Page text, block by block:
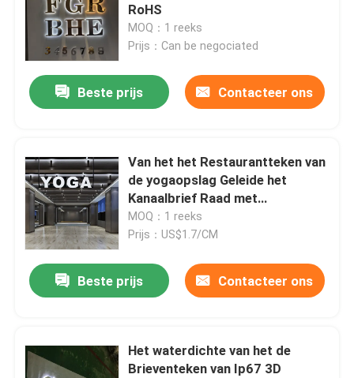
RoHS
MOQ：1 reeks
Prijs：Can be negociated
Beste prijs Contacteer ons
Van het het Restaurantteken van
de yogaopslag Geleide het
Kanaalbrief Raad met
Metaaltoevoerkanaal
MOQ：1 reeks
Prijs：US$1.7/CM
Beste prijs Contacteer ons
Het waterdichte van het de
Brieventeken van Ip67 3D